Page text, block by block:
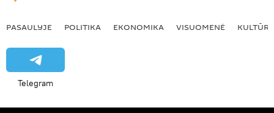
PASAULYJE POLITIKA EKONOMIKA VISUOMENĖ KULTŪRA
Telegram